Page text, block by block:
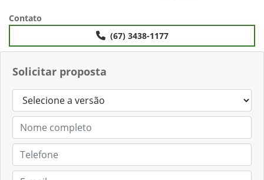
Solicitar proposta
Contato
(67) 3438-1177